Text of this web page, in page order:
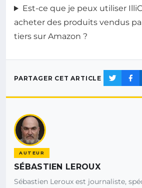
Est-ce que je peux utiliser
acheter des produits vendus
tiers sur Amazon ?
PARTAGER CET ARTICLE
AUTEUR
SÉBASTIEN LEROUX
Sébastien Leroux est journaliste,